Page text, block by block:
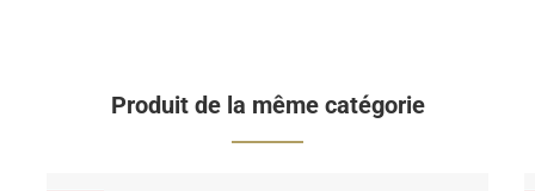
Produit de la même catégorie